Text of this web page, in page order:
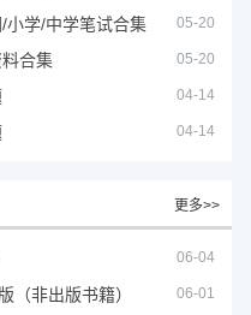
小学/中学笔试合集 05-20
合集 05-20
04-14
04-14
更多>>
06-04
（非出版书籍） 06-01